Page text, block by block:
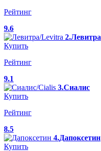
Рейтинг
9.6
2.Левитра
Купить
Рейтинг
9.1
3.Сиалис
Купить
Рейтинг
8.5
4.Дапоксетин
Купить